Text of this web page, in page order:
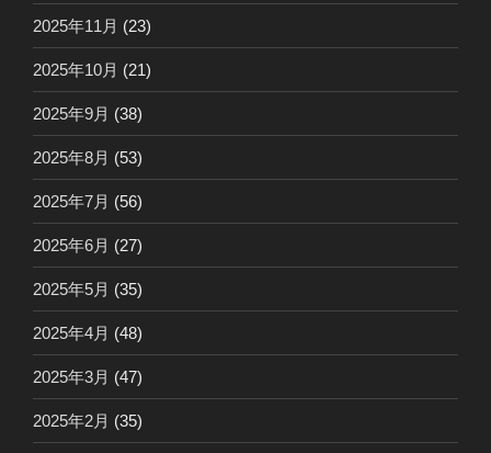
2025年11月 (23)
2025年10月 (21)
2025年9月 (38)
2025年8月 (53)
2025年7月 (56)
2025年6月 (27)
2025年5月 (35)
2025年4月 (48)
2025年3月 (47)
2025年2月 (35)